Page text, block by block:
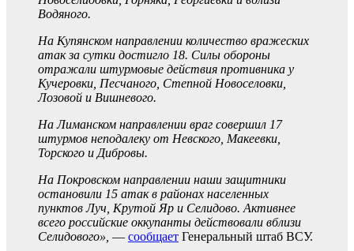
Водяного.
На Купянском направлении количество вражеских
атак за сутки достигло 18. Силы обороны
отражали штурмовые действия противника у
Кучеровки, Песчаного, Степной Новоселовки,
Лозовой и Вишневого.
На Лиманском направлении враг совершил 17
штурмов неподалеку от Невского, Макеевки,
Торского и Дибровы.
На Покровском направлении наши защитники
остановили 15 атак в районах населенных
пунктов Луч, Крутой Яр и Селидово. Активнее
всего российские оккупанты действовали вблизи
Селидового», — сообщает Генеральный штаб ВСУ.